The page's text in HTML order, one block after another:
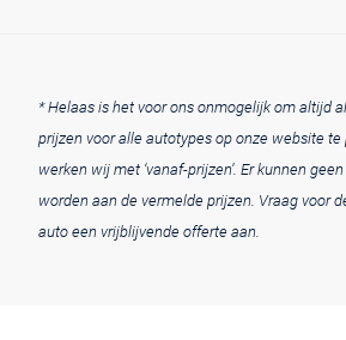
* Helaas is het voor ons onmogelijk om altijd
prijzen voor alle autotypes op onze website te
werken wij met ‘vanaf-prijzen’. Er kunnen
worden aan de vermelde prijzen. Vraag voor
auto een vrijblijvende offerte aan.